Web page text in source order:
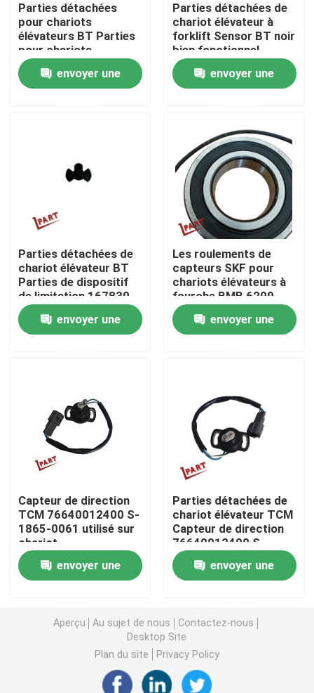
Produits
Vidéos
Nouvelles
Demandez une citation
Roue d'entraînement de chariot élévateur
Contrôleur de moteur de chariot élévateur
Moteur électrique de chariot élévateur
Lumières de chariot élévateur de LED
Contacteur électrique de chariot élévateur
Poignée de chariot élévateur
Parties détachées
pour chariots
élévateurs BT Parties
pour chariots
élévateurs 169083
envoyer une
Parties détachées de
chariot élévateur à
forklift Sensor BT noir
bien fonctionnel
212481-015
envoyer une
Parties détachées de
chariot élévateur BT
Parties de dispositif
de limitation 167830
envoyer une
Les roulements de
capteurs SKF pour
chariots élévateurs à
fourche BMB 6209
080S2 UB002A
envoyer une
Capteur de direction
TCM 76640012400 S-
1865-0061 utilisé sur
chariot
élévateur/palette/puits
électriqueenvoyer une
Parties détachées de
chariot élévateur TCM
Capteur de direction
76640012400 S-
1865-0061
envoyer une
Aperçu Au sujet de nous
Contactez-nous
Desktop Site
Plan du site
Privacy Policy